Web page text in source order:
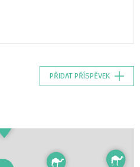
PŘIDAT PŘÍSPĚVEK